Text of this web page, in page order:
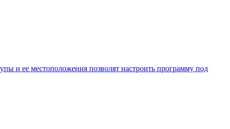
и ее местоположения позволят настроить программу под